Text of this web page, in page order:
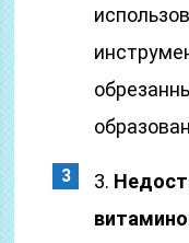
3. Н